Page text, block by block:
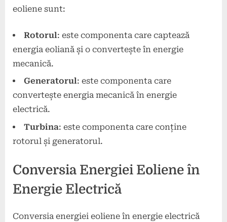
eoliene sunt:
Rotorul: este componenta care captează
energia eoliană și o convertește în energie
mecanică.
Generatorul: este componenta care
convertește energia mecanică în energie
electrică.
Turbina: este componenta care conține
rotorul și generatorul.
Conversia Energiei Eoliene în
Energie Electrică
Conversia energiei eoliene în energie electrică